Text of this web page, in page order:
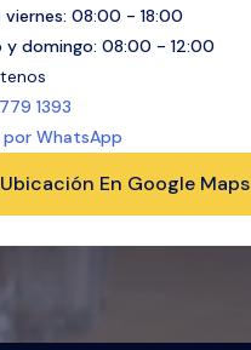
viernes: 08:00 - 18:00
y domingo: 08:00 - 12:00
1393
por WhatsApp
En Google Maps